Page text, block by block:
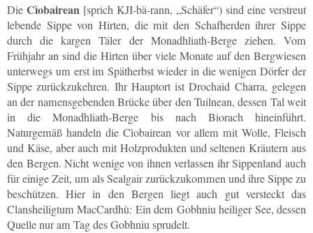
Die Cìobairean [sprich KJI-bä-rann, „Schäfer“) sind eine verstreut
lebende Sippe von Hirten, die mit den Schafherden ihrer Sippe
durch die kargen Täler der Monadhliath-Berge ziehen. Vom
Frühjahr an sind die Hirten über viele Monate auf den Bergwiesen
unterwegs um erst im Spätherbst wieder in die wenigen Dörfer der
Sippe zurückzukehren. Ihr Hauptort ist Drochaid Charra, gelegen
an der namensgebenden Brücke über den Tuilnean, dessen Tal weit
in die Monadhliath-Berge bis nach Biorach hineinführt.
Naturgemäß handeln die Cìobairean vor allem mit Wolle, Fleisch
und Käse, aber auch mit Holzprodukten und seltenen Kräutern aus
den Bergen. Nicht wenige von ihnen verlassen ihr Sippenland auch
für einige Zeit, um als Sealgair zurückzukommen und ihre Sippe zu
beschützen. Hier in den Bergen liegt auch gut versteckt das
Clansheiligtum MacCardhù: Ein dem Gobhniu heiliger See, dessen
Quelle nur am Tag des Gobhniu sprudelt.